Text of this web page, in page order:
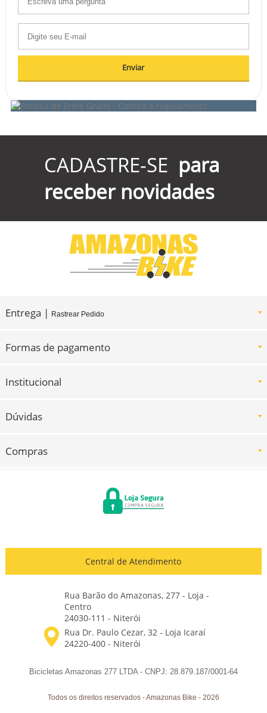
Enviar
CADASTRE-SE para
receber novidades
Entrega | Rastrear Pedido
Formas de pagamento
Institucional
Dúvidas
Compras
Central de Atendimento
Rua Barão do Amazonas, 277 - Loja -
Centro
24030-111 - Niterói
Bicicletas Amazonas 277 LTDA - CNPJ: 28.879.187/0001-64
Todos os direitos reservados -Amazonas Bike -2026